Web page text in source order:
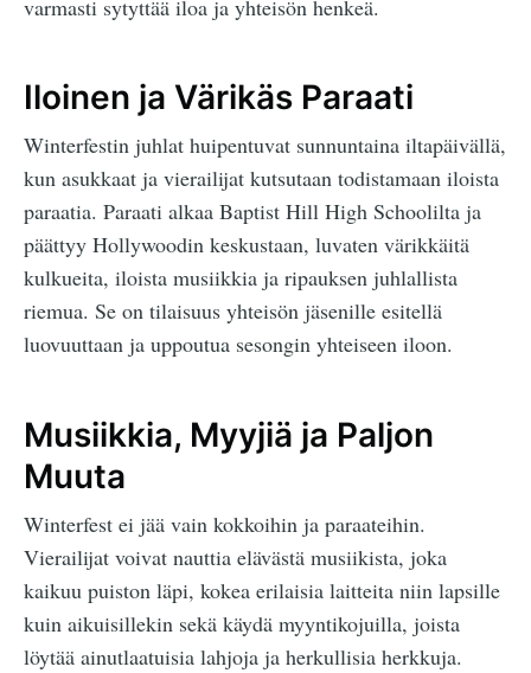
varmasti sytyttää iloa ja yhteisön henkeä.
Iloinen ja Värikäs Paraati
Winterfestin juhlat huipentuvat sunnuntaina iltapäivällä,
kun asukkaat ja vierailijat kutsutaan todistamaan iloista
paraatia. Paraati alkaa Baptist Hill High Schoolilta ja
päättyy Hollywoodin keskustaan, luvaten värikkäitä
kulkueita, iloista musiikkia ja ripauksen juhlallista
riemua. Se on tilaisuus yhteisön jäsenille esitellä
luovuuttaan ja uppoutua sesongin yhteiseen iloon.
Musiikkia, Myyjiä ja Paljon
Muuta
Winterfest ei jää vain kokkoihin ja paraateihin.
Vierailijat voivat nauttia elävästä musiikista, joka
kaikuu puiston läpi, kokea erilaisia laitteita niin lapsille
kuin aikuisillekin sekä käydä myyntikojuilla, joista
löytää ainutlaatuisia lahjoja ja herkullisia herkkuja.